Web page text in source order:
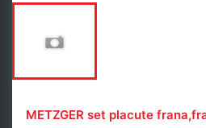
METZGER set placute